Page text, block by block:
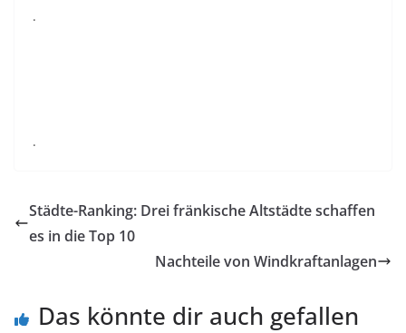
.
.
Städte-Ranking: Drei fränkische Altstädte schaffen
es in die Top 10
Nachteile von Windkraftanlagen
Das könnte dir auch gefallen